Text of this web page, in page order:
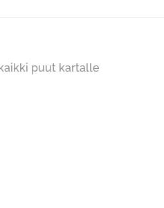
puut kartalle